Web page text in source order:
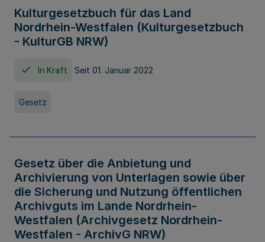
Kulturgesetzbuch für das Land
Nordrhein-Westfalen (Kulturgesetzbuch
- KulturGB NRW)
In Kraft Seit 01. Januar 2022
Gesetz
Gesetz über die Anbietung und
Archivierung von Unterlagen sowie über
die Sicherung und Nutzung öffentlichen
Archivguts im Lande Nordrhein-
Westfalen (Archivgesetz Nordrhein-
Westfalen - ArchivG NRW)